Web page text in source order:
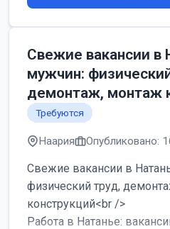
Свежие вакансии в
мужчин:
демонтаж, монтаж
Требуются
Наария Опубликовано:
Свежие вакансии в
физический труд,
конструкций<br />
Работа в Натанье: